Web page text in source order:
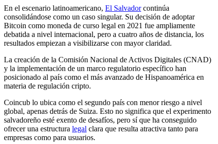
En el escenario latinoamericano, El Salvadorcontinúa
consolidándose como un caso singular. Su decisión de adoptar
Bitcoin como moneda de curso legal en 2021 fue ampliamente
debatida a nivel internacional, pero a cuatro años de distancia, los
resultados empiezan a visibilizarse con mayor claridad.
La creación de la Comisión Nacional de Activos Digitales (CNAD)
y la implementación de un marco regulatorio específico han
posicionado al país como el más avanzado de Hispanoamérica en
materia de regulación cripto.
Coincub lo ubica como el segundo país con menor riesgo a nivel
global, apenas detrás de Suiza. Esto no significa que el experimento
salvadoreño esté exento de desafíos, pero sí que ha conseguido
ofrecer una estructura legal clara que resulta atractiva tanto para
empresas como para usuarios.